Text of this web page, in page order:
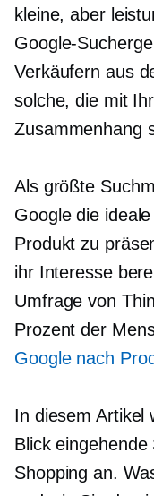
kleine, aber
Google-
Verkäufern aus
solche, die mit
Zusammenhang
Als größte
Google die
Produkt zu
ihr Interesse
Umfrage von
Prozent der
Google nach
In diesem Artikel
Blickeingehende
Shopping an.